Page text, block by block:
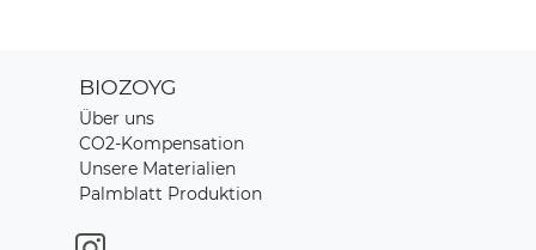
BIOZOYG
Über uns
CO2-Kompensation
Unsere Materialien
Palmblatt Produktion